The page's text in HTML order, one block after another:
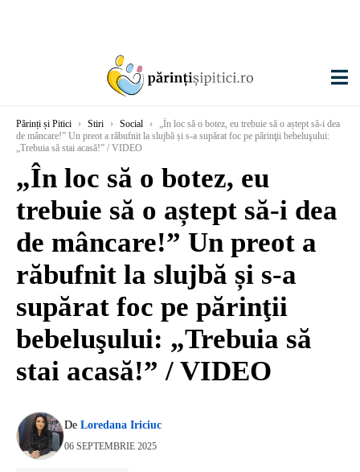
Părinți și Pitici › Stiri › Social ›
„În loc să o botez, eu trebuie să o aștept să-i dea
de mâncare!” Un preot a răbufnit la slujbă și s-a supărat foc pe părinţii bebeluşului:
„Trebuia să stai acasă!” / VIDEO
„În loc să o botez, eu
trebuie să o aștept să-i dea
de mâncare!” Un preot a
răbufnit la slujbă și s-a
supărat foc pe părinţii
bebeluşului: „Trebuia să
stai acasă!” / VIDEO
De Loredana Iriciuc
06 SEPTEMBRIE 2025